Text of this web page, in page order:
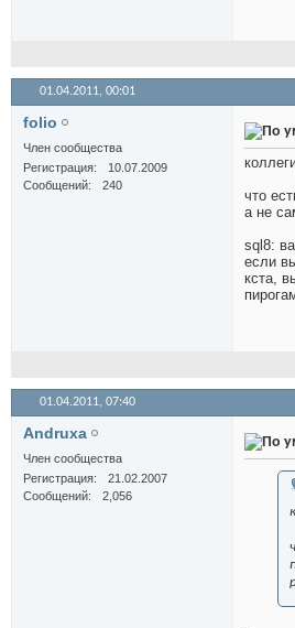
01.04.2011, 00:01
folio
Член сообщества
Регистрация
10.07.2009
Сообщений
240
что
а не
sql8:
если
кста,
01.04.2011, 07:40
Andruxa
Член сообщества
Регистрация
21.02.2007
Сообщений
2,056